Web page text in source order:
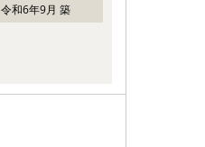
令和6年9月 築